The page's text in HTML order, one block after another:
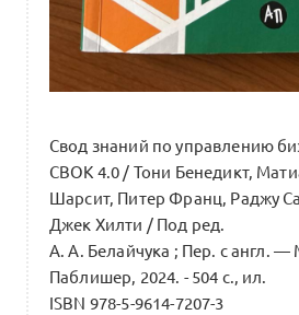
Свод знаний по управлению
СВОК 4.0 / Тони Бенедикт,
Шарсит, Питер Франц, Раджу
Джек Хилти / Под ред.
А. А. Белайчука ; Пер. с англ. —
Паблишер, 2024. - 504 с., ил.
ISBN 978-5-9614-7207-3